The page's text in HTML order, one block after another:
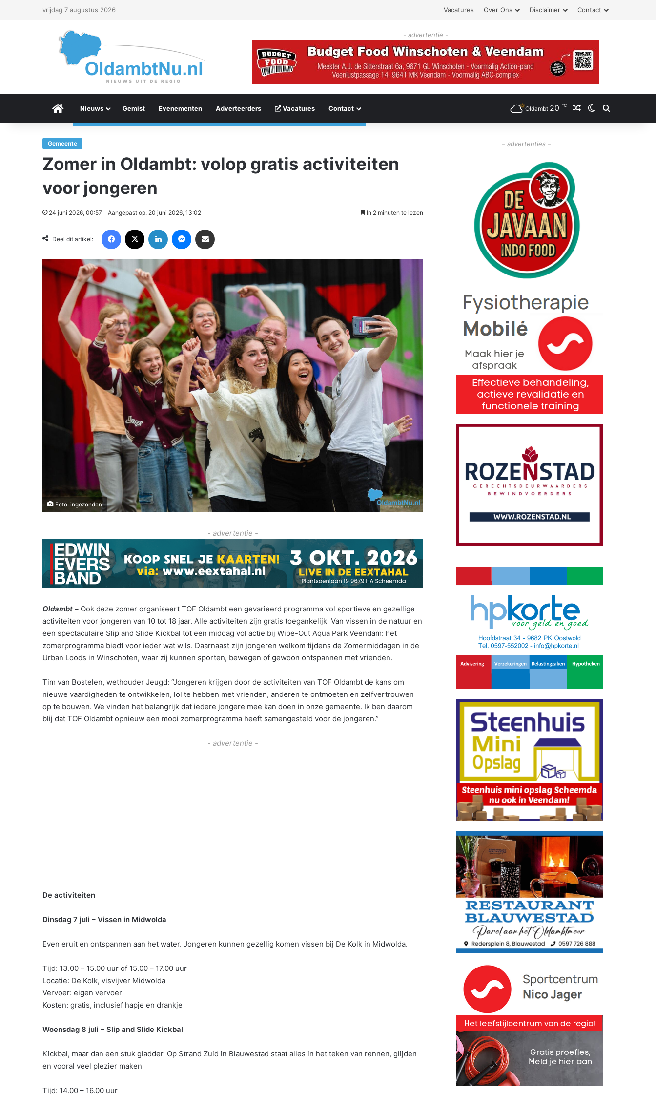
vrijdag 7 augustus 2026 Vacatures Over Ons Disclaimer Contact
- advertentie -
Menu Item
Nieuws Gemist Evenementen Adverteerders Vacatures Contact Oldambt 20 ℃ Willekeurig artikel
Switch skin
Zoeken
Gemeente
Zomer in Oldambt: volop gratis activiteiten
voor jongeren
24 juni 2026, 00:57 Aangepast op: 20 juni 2026, 13:02 In 2 minuten te lezen
Deel dit artikel:
Foto: ingezonden
- advertentie -
Oldambt – Ook deze zomer organiseert TOF Oldambt een gevarieerd programma vol sportieve en gezellige
activiteiten voor jongeren van 10 tot 18 jaar. Alle activiteiten zijn gratis toegankelijk. Van vissen in de natuur en
een spectaculaire Slip and Slide Kickbal tot een middag vol actie bij Wipe-Out Aqua Park Veendam: het
zomerprogramma biedt voor ieder wat wils. Daarnaast zijn jongeren welkom tijdens de Zomermiddagen in de
Urban Loods in Winschoten, waar zij kunnen sporten, bewegen of gewoon ontspannen met vrienden.
Tim van Bostelen, wethouder Jeugd: “Jongeren krijgen door de activiteiten van TOF Oldambt de kans om
nieuwe vaardigheden te ontwikkelen, lol te hebben met vrienden, anderen te ontmoeten en zelfvertrouwen
op te bouwen. We vinden het belangrijk dat iedere jongere mee kan doen in onze gemeente. Ik ben daarom
blij dat TOF Oldambt opnieuw een mooi zomerprogramma heeft samengesteld voor de jongeren.”
- advertentie -
De activiteiten
Dinsdag 7 juli – Vissen in Midwolda
Even eruit en ontspannen aan het water. Jongeren kunnen gezellig komen vissen bij De Kolk in Midwolda.
Tijd: 13.00 – 15.00 uur of 15.00 – 17.00 uur
Locatie: De Kolk, visvijver Midwolda
Vervoer: eigen vervoer
Kosten: gratis, inclusief hapje en drankje
Woensdag 8 juli – Slip and Slide Kickbal
Kickbal, maar dan een stuk gladder. Op Strand Zuid in Blauwestad staat alles in het teken van rennen, glijden
en vooral veel plezier maken.
Tijd: 14.00 – 16.00 uur
– advertenties –